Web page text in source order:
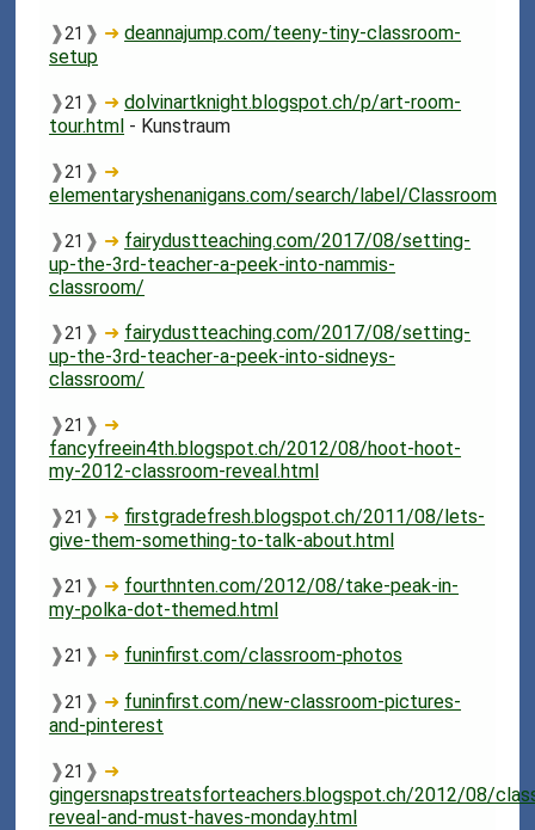
❱21 ❱ ➜deannajump.com/teeny-tiny-classroom-
setup
❱21 ❱ ➜dolvinartknight.blogspot.ch/p/art-room-
tour.html - Kunstraum
❱21 ❱ ➜
elementaryshenanigans.com/search/label/Classroom
❱21 ❱ ➜ fairydustteaching.com/2017/08/setting-
up-the-3rd-teacher-a-peek-into-nammis-
classroom/
❱21 ❱ ➜ fairydustteaching.com/2017/08/setting-
up-the-3rd-teacher-a-peek-into-sidneys-
classroom/
❱21 ❱ ➜
fancyfreein4th.blogspot.ch/2012/08/hoot-hoot-
my-2012-classroom-reveal.html
❱21 ❱ ➜ firstgradefresh.blogspot.ch/2011/08/lets-
give-them-something-to-talk-about.html
❱21 ❱ ➜ fourthnten.com/2012/08/take-peak-in-
my-polka-dot-themed.html
❱21 ❱ ➜ funinfirst.com/classroom-photos
❱21 ❱ ➜ funinfirst.com/new-classroom-pictures-
and-pinterest
❱21 ❱ ➜
gingersnapstreatsforteachers.blogspot.ch/2012/08/
reveal-and-must-haves-monday.html